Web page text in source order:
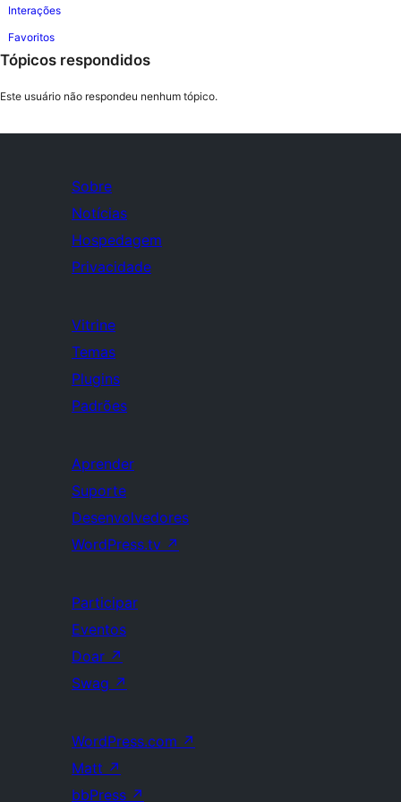
Interações
Favoritos
Tópicos respondidos
Este usuário não respondeu nenhum tópico.
Sobre
Notícias
Hospedagem
Privacidade
Vitrine
Temas
Plugins
Padrões
Aprender
Suporte
Desenvolvedores
WordPress.tv ↗
Participar
Eventos
Doar ↗
Swag ↗
WordPress.com ↗
Matt ↗
bbPress ↗